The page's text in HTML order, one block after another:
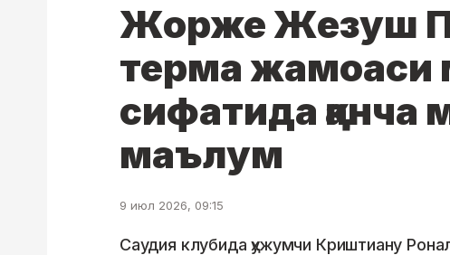
Жорже Жезуш
терма жамоаси
сифатида
маълум
9 июл 2026, 09:15
Саудия клубида ҳужумчи Криштиану